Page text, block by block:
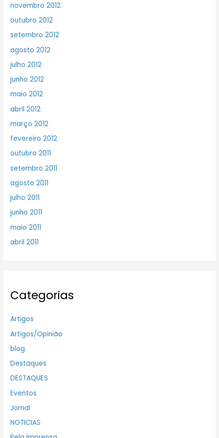
novembro 2012
outubro 2012
setembro 2012
agosto 2012
julho 2012
junho 2012
maio 2012
abril 2012
março 2012
fevereiro 2012
outubro 2011
setembro 2011
agosto 2011
julho 2011
junho 2011
maio 2011
abril 2011
Categorias
Artigos
Artigos/Opinião
blog
Destaques
DESTAQUES
Eventos
Jornal
NOTICIAS